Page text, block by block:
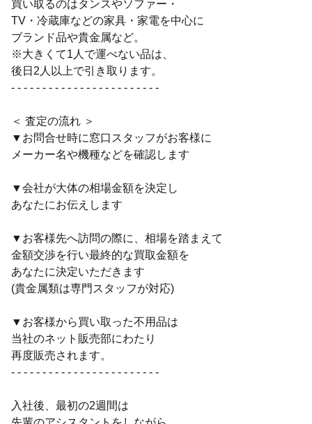
買い取るのはタンスやソファー・
TV・冷蔵庫などの家具・家電を中心に
ブランド品や貴金属など。
※大きくて1人で運べない品は、
後日2人以上で引き取ります。
- - - - - - - - - - - - - - - - - - - - - - - -
＜ 査定の流れ ＞
▼お問合せ時に窓口スタッフがお客様に
メーカー名や機種などを確認します
▼会社が大体の相場金額を決定し
あなたにお伝えします
▼お客様先へ訪問の際に、相場を踏まえて
金額交渉を行い最終的な買取金額を
あなたに決定いただきます
(貴金属類は専門スタッフが対応)
▼お客様から買い取った不用品は
当社のネット販売部にわたり
再度販売されます。
- - - - - - - - - - - - - - - - - - - - - - - -
入社後、最初の2週間は